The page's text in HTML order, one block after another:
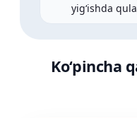
yig‘ishda
Ko‘pincha